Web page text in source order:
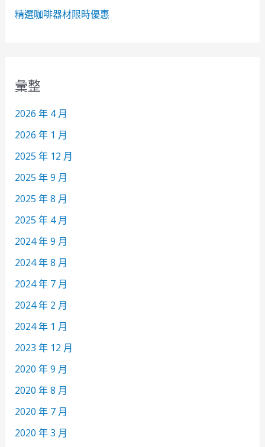
精選咖啡器材限時優惠
彙整
2026 年 4 月
2026 年 1 月
2025 年 12 月
2025 年 9 月
2025 年 8 月
2025 年 4 月
2024 年 9 月
2024 年 8 月
2024 年 7 月
2024 年 2 月
2024 年 1 月
2023 年 12 月
2020 年 9 月
2020 年 8 月
2020 年 7 月
2020 年 3 月